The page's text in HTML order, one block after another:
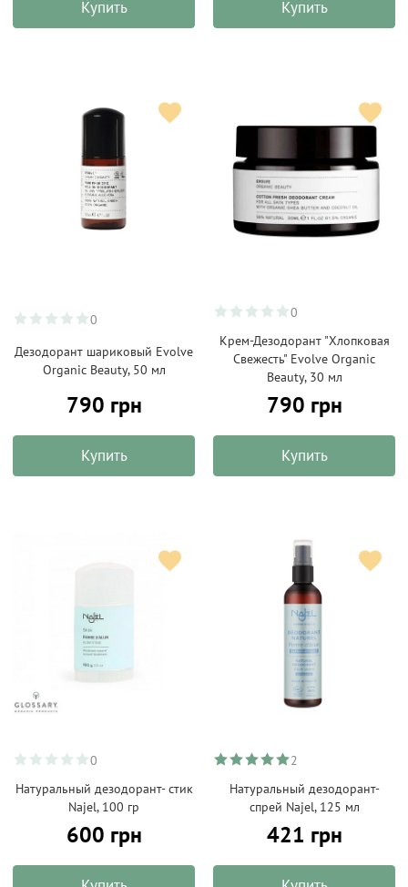
Купить Купить
0
Дезодорант шариковый Evolve
Organic Beauty, 50 мл
790 грн
Купить
0
Крем-Дезодорант "Хлопковая
Свежесть" Evolve Organic
Beauty, 30 мл
790 грн
Купить
0
Натуральный дезодорант- стик
Najel, 100 гр
600 грн
2
Натуральный дезодорант-
спрей Najel, 125 мл
421 грн